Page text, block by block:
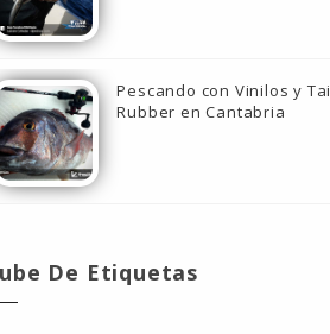
Pescando con Vinilos y Tai
Rubber en Cantabria
De Etiquetas